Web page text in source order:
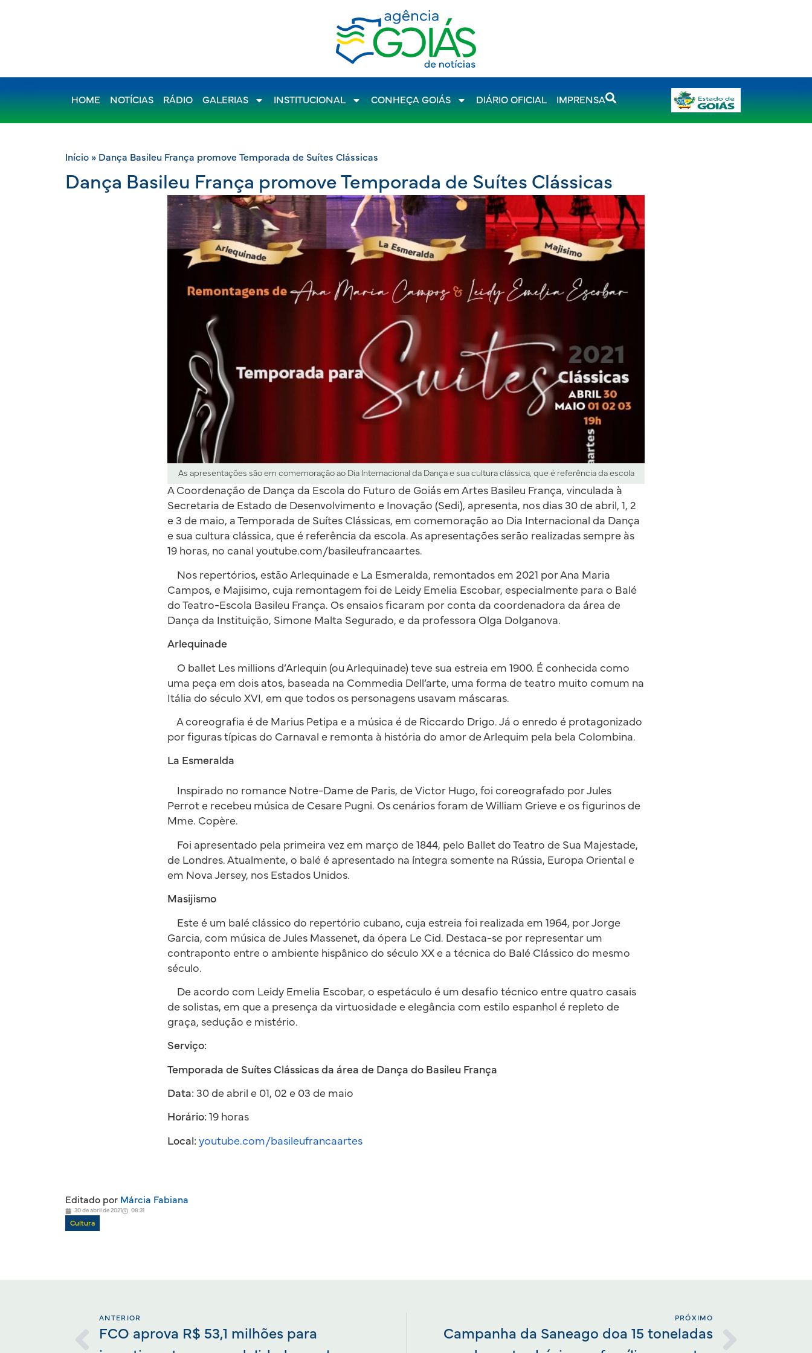
HOME NOTÍCIAS RÁDIO GALERIAS INSTITUCIONAL CONHEÇA GOIÁS DIÁRIO OFICIAL IMPRENSA
Início » Dança Basileu França promove Temporada de Suítes Clássicas
Dança Basileu França promove Temporada de Suítes Clássicas
As apresentações são em comemoração ao Dia Internacional da Dança e sua cultura clássica, que é referência da escola
A Coordenação de Dança da Escola do Futuro de Goiás em Artes Basileu França, vinculada à
Secretaria de Estado de Desenvolvimento e Inovação (Sedi), apresenta, nos dias 30 de abril, 1, 2
e 3 de maio, a Temporada de Suítes Clássicas, em comemoração ao Dia Internacional da Dança
e sua cultura clássica, que é referência da escola. As apresentações serão realizadas sempre às
19 horas, no canal youtube.com/basileufrancaartes.
Nos repertórios, estão Arlequinade e La Esmeralda, remontados em 2021 por Ana Maria
Campos, e Majisimo, cuja remontagem foi de Leidy Emelia Escobar, especialmente para o Balé
do Teatro-Escola Basileu França. Os ensaios ficaram por conta da coordenadora da área de
Dança da Instituição, Simone Malta Segurado, e da professora Olga Dolganova.
Arlequinade
O ballet Les millions d’Arlequin (ou Arlequinade) teve sua estreia em 1900. É conhecida como
uma peça em dois atos, baseada na Commedia Dell’arte, uma forma de teatro muito comum na
Itália do século XVI, em que todos os personagens usavam máscaras.
A coreografia é de Marius Petipa e a música é de Riccardo Drigo. Já o enredo é protagonizado
por figuras típicas do Carnaval e remonta à história do amor de Arlequim pela bela Colombina.
La Esmeralda
Inspirado no romance Notre-Dame de Paris, de Victor Hugo, foi coreografado por Jules
Perrot e recebeu música de Cesare Pugni. Os cenários foram de William Grieve e os figurinos de
Mme. Copère.
Foi apresentado pela primeira vez em março de 1844, pelo Ballet do Teatro de Sua Majestade,
de Londres. Atualmente, o balé é apresentado na íntegra somente na Rússia, Europa Oriental e
em Nova Jersey, nos Estados Unidos.
Masijismo
Este é um balé clássico do repertório cubano, cuja estreia foi realizada em 1964, por Jorge
Garcia, com música de Jules Massenet, da ópera Le Cid. Destaca-se por representar um
contraponto entre o ambiente hispânico do século XX e a técnica do Balé Clássico do mesmo
século.
De acordo com Leidy Emelia Escobar, o espetáculo é um desafio técnico entre quatro casais
de solistas, em que a presença da virtuosidade e elegância com estilo espanhol é repleto de
graça, sedução e mistério.
Serviço:
Temporada de Suítes Clássicas da área de Dança do Basileu França
Data: 30 de abril e 01, 02 e 03 de maio
Horário: 19 horas
Local: youtube.com/basileufrancaartes
Editado por Márcia Fabiana
30 de abril de 2021 08:31
Cultura
ANTERIOR
FCO aprova R$ 53,1 milhões para
PRÓXIMO
Campanha da Saneago doa 15 toneladas